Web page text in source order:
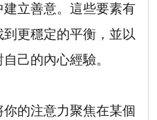
立善意。這些要素有
更穩定的平衡，並以
己的內心經驗。
你的注意力聚焦在某個